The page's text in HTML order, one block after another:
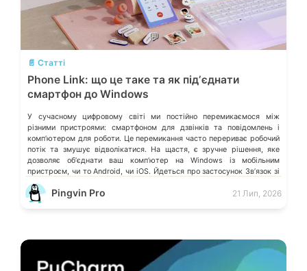
💬
📄 Статті
Phone Link: що це таке та як підʼєднати
смартфон до Windows
У сучасному цифровому світі ми постійно перемикаємося між
різними пристроями: смартфоном для дзвінків та повідомлень і
компʼютером для роботи. Це перемикання часто перериває робочий
потік та змушує відволікатися. На щастя, є зручне рішення, яке
дозволяє обʼєднати ваш компʼютер на Windows із мобільним
пристроєм, чи то Android, чи iOS. Йдеться про застосунок Звʼязок зі
смартфоном (Phone Link) від Microsoft, що перетворює ваш ПК на
своєрідний «міст» до функцій смартфона.
Pingvin Pro 21 Лип, 2026